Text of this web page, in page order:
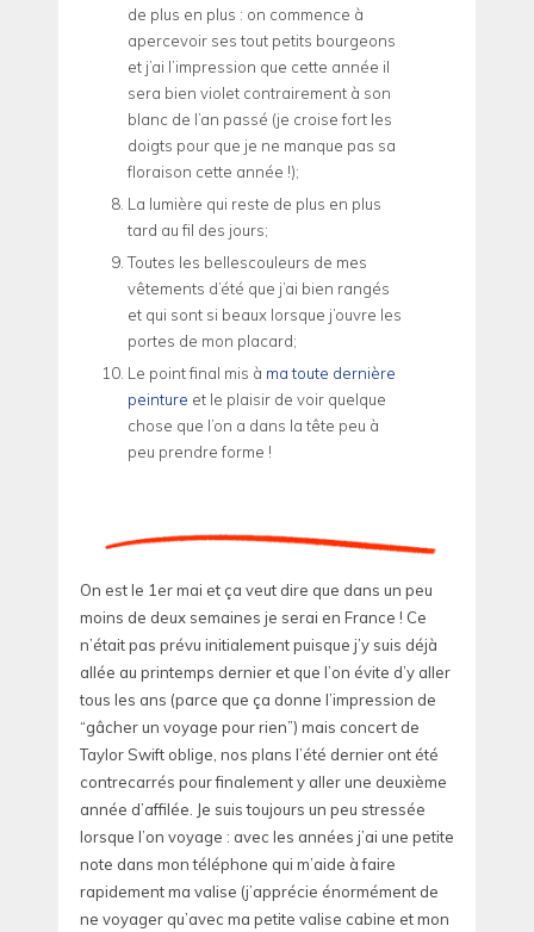
de plus en plus : on commence à
apercevoir ses tout petits bourgeons
et j’ai l’impression que cette année il
sera bien violet contrairement à son
blanc de l’an passé (je croise fort les
doigts pour que je ne manque pas sa
floraison cette année !);
La lumière qui reste de plus en plus
tard au fil des jours;
Toutes les bellescouleurs de mes
vêtements d’été que j’ai bien rangés
et qui sont si beaux lorsque j’ouvre les
portes de mon placard;
Le point final mis à ma toute dernière
peinture et le plaisir de voir quelque
chose que l’on a dans la tête peu à
peu prendre forme !
On est le 1er mai et ça veut dire que dans un peu
moins de deux semaines je serai en France ! Ce
n’était pas prévu initialement puisque j’y suis déjà
allée au printemps dernier et que l’on évite d’y aller
tous les ans (parce que ça donne l’impression de
“gâcher un voyage pour rien”) mais concert de
Taylor Swift oblige, nos plans l’été dernier ont été
contrecarrés pour finalement y aller une deuxième
année d’affilée. Je suis toujours un peu stressée
lorsque l’on voyage : avec les années j’ai une petite
note dans mon téléphone qui m’aide à faire
rapidement ma valise (j’apprécie énormément de
ne voyager qu’avec ma petite valise cabine et mon